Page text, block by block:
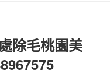
除毛桃園美